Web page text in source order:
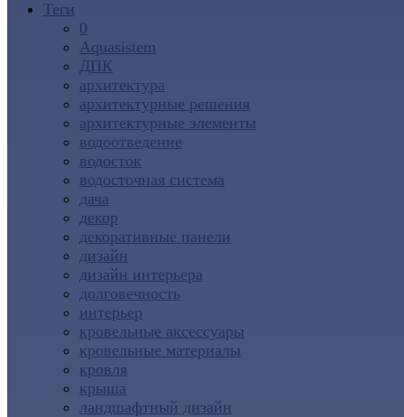
Теги
0
Aquasistem
ДПК
архитектура
архитектурные решения
архитектурные элементы
водоотведение
водосток
водосточная система
дача
декор
декоративные панели
дизайн
дизайн интерьера
долговечность
интерьер
кровельные аксессуары
кровельные материалы
кровля
крыша
ландшафтный дизайн